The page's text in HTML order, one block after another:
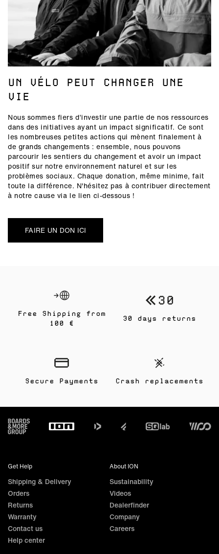
UN VÉLO PEUT CHANGER UNE
VIE
Nous sommes fiers d’investir une partie de nos ressources
dans des initiatives ayant un impact significatif. Ce sont
les nombreuses petites actions qui mènent finalement à
de grands changements : ensemble, nous pouvons
parcourir les sentiers du changement et avoir un impact
positif sur notre environnement naturel et sur les
problèmes sociaux. Chaque donation, même minime, fait
toute la différence. N'hésitez pas à contribuer directement
à notre cause via le lien ci-dessous !
FAIRE UN DON ICI
Free Shipping from
100 €
Secure Payments
30 days returns
Crash replacements
Footer
Get Help
Shipping & Delivery
Orders
Returns
Warranty
Contact us
Help center
About ION
Sustainability
Videos
Dealerfinder
Company
Careers